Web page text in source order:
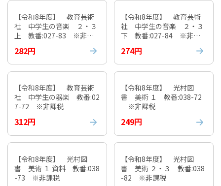
【令和8年度】 教育芸術
社 中学生の音楽 ２・３
上 教番:027-83 ※非課
282円
【令和8年度】 教育芸術
社 中学生の音楽 ２・３
下 教番:027-84 ※非課
274円
【令和8年度】 教育芸術
社 中学生の器楽 教番:02
7-72 ※非課税
312円
【令和8年度】 光村図
書 美術 １ 教番:038-72
※非課税
249円
【令和8年度】 光村図
書 美術 １ 資料 教番:038
-73 ※非課税
【令和8年度】 光村図
書 美術 ２・３ 教番:038
-82 ※非課税